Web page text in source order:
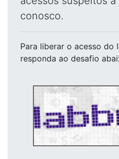
conosco.
Para liberar o acesso do
responda ao desafio